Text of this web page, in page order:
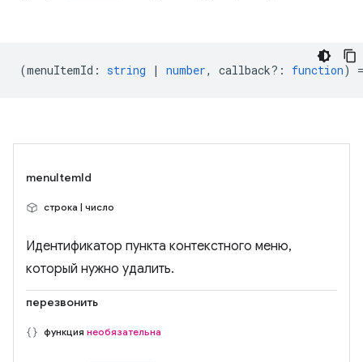
(menuItemId : string | number, callback? : function)
menuItemId
строка | число
Идентификатор пункта контекстного меню,
который нужно удалить.
перезвонить
функция необязательна